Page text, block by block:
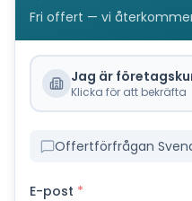
Fri offert — vi
Jag är
Klicka för att bekräfta
Offertförfrågan
E-post *